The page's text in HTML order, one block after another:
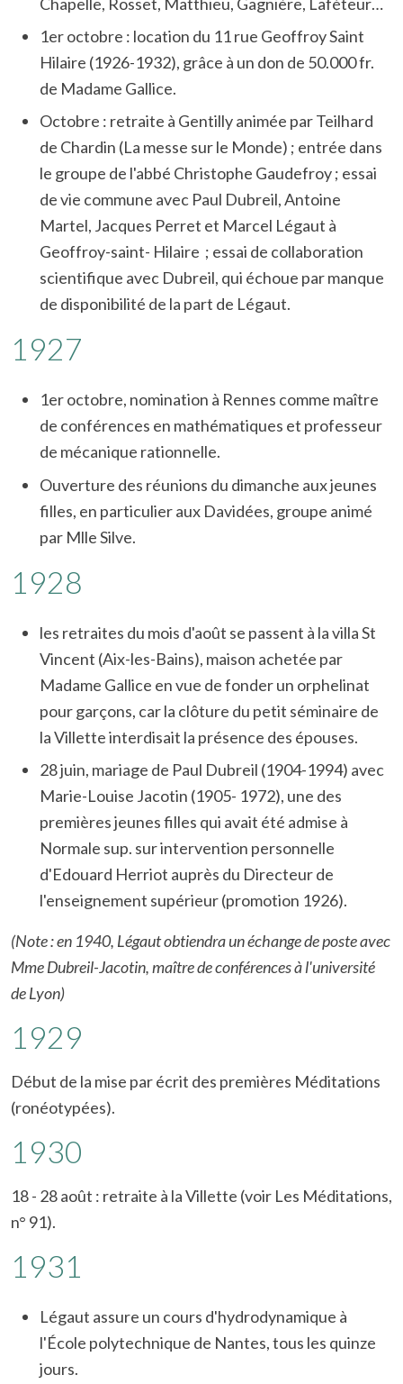
1er octobre : location du 11 rue Geoffroy Saint
Hilaire (1926-1932), grâce à un don de 50.000 fr.
de Madame Gallice.
Octobre : retraite à Gentilly animée par Teilhard
de Chardin (La messe sur le Monde) ; entrée dans
le groupe de l'abbé Christophe Gaudefroy ; essai
de vie commune avec Paul Dubreil, Antoine
Martel, Jacques Perret et Marcel Légaut à
Geoffroy-saint- Hilaire ; essai de collaboration
scientifique avec Dubreil, qui échoue par manque
de disponibilité de la part de Légaut.
1927
1er octobre, nomination à Rennes comme maître
de conférences en mathématiques et professeur
de mécanique rationnelle.
Ouverture des réunions du dimanche aux jeunes
filles, en particulier aux Davidées, groupe animé
par Mlle Silve.
1928
les retraites du mois d'août se passent à la villa St
Vincent (Aix-les-Bains), maison achetée par
Madame Gallice en vue de fonder un orphelinat
pour garçons, car la clôture du petit séminaire de
la Villette interdisait la présence des épouses.
28 juin, mariage de Paul Dubreil (1904-1994) avec
Marie-Louise Jacotin (1905- 1972), une des
premières jeunes filles qui avait été admise à
Normale sup. sur intervention personnelle
d'Edouard Herriot auprès du Directeur de
l'enseignement supérieur (promotion 1926).
(Note : en 1940, Légaut obtiendra un échange de poste avec
Mme Dubreil-Jacotin, maître de conférences à l'université
de Lyon)
1929
Début de la mise par écrit des premières Méditations
(ronéotypées).
1930
18 - 28 août : retraite à la Villette (voir Les Méditations,
n° 91).
1931
Légaut assure un cours d'hydrodynamique à
l'École polytechnique de Nantes, tous les quinze
jours.